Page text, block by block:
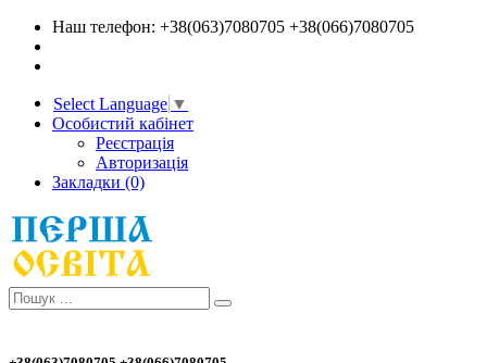
Наш телефон: +38(063)7080705 +38(066)7080705
Select Language ▼
Особистий кабінет
Реєстрація
Авторизація
Закладки (0)